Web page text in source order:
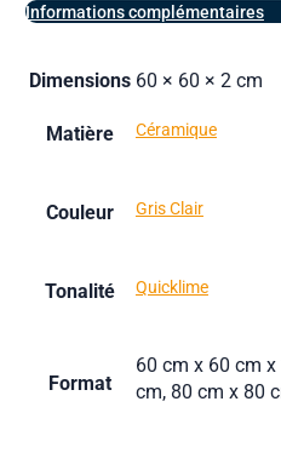
Informations complémentaires
Dimensions 60 × 60 × 2 cm
Matière Céramique
Couleur Gris Clair
Tonalité Quicklime
Format
60 cm x 60 cm
cm, 80 cm x 80